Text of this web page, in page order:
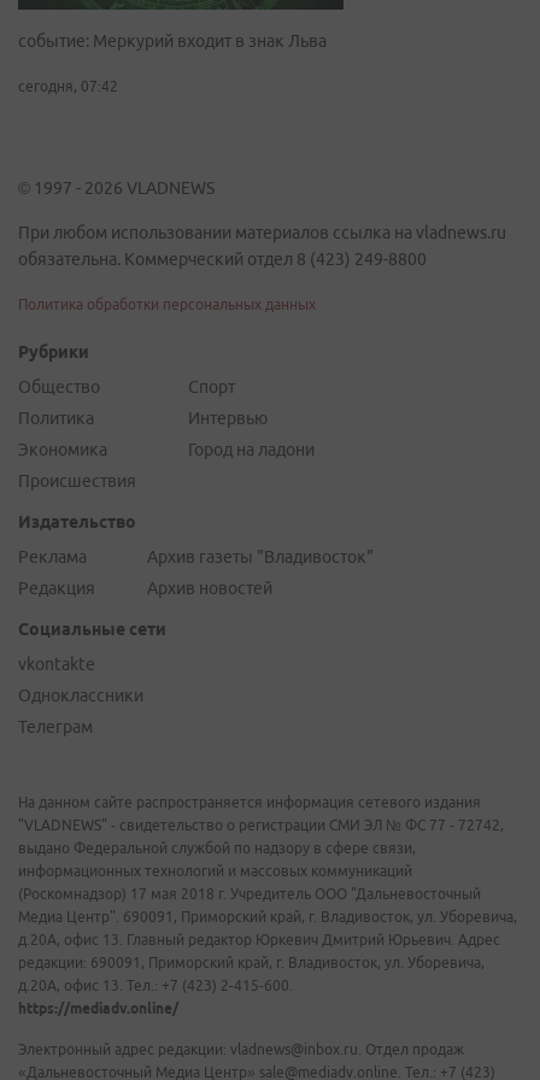
событие: Меркурий входит в знак Льва
сегодня, 07:42
© 1997 - 2026 VLADNEWS
При любом использовании материалов ссылка на vladnews.ru
обязательна. Коммерческий отдел 8 (423) 249-8800
Политика обработки персональных данных
Рубрики
Общество
Политика
Экономика
Происшествия
Спорт
Интервью
Город на ладони
Издательство
Реклама
Редакция
Архив газеты "Владивосток"
Архив новостей
Социальные сети
vkontakte
Одноклассники
Телеграм
На данном сайте распространяется информация сетевого издания
"VLADNEWS" - свидетельство о регистрации СМИ ЭЛ № ФС 77 - 72742,
выдано Федеральной службой по надзору в сфере связи,
информационных технологий и массовых коммуникаций
(Роскомнадзор) 17 мая 2018 г. Учредитель ООО "Дальневосточный
Медиа Центр". 690091, Приморский край, г. Владивосток, ул. Уборевича,
д.20А, офис 13. Главный редактор Юркевич Дмитрий Юрьевич. Адрес
редакции: 690091, Приморский край, г. Владивосток, ул. Уборевича,
д.20А, офис 13. Тел.: +7 (423) 2-415-600.
https://mediadv.online/
Электронный адрес редакции: vladnews@inbox.ru. Отдел продаж
«Дальневосточный Медиа Центр» sale@mediadv.online. Тел.: +7 (423)